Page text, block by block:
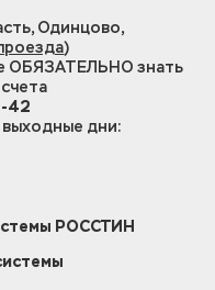
Одинцово,
)
ОБЯЗАТЕЛЬНО знать
42
выходные дни:
РОССТИН